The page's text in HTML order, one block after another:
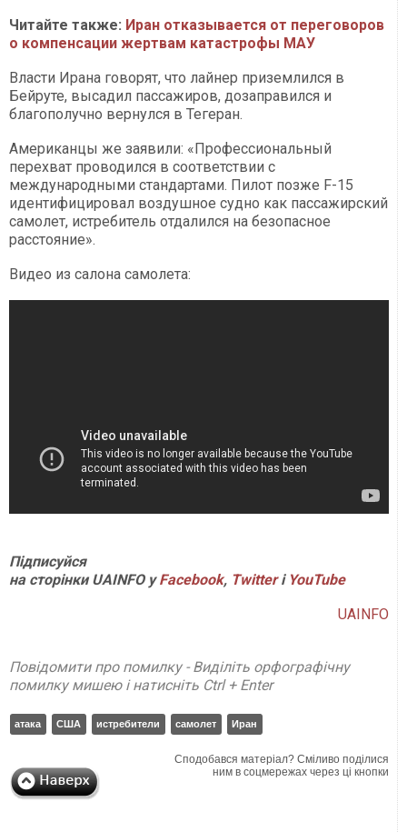
Читайте также: Иран отказывается от переговоров
о компенсации жертвам катастрофы МАУ
Власти Ирана говорят, что лайнер приземлился в
Бейруте, высадил пассажиров, дозаправился и
благополучно вернулся в Тегеран.
Американцы же заявили: «Профессиональный
перехват проводился в соответствии с
международными стандартами. Пилот позже F-15
идентифицировал воздушное судно как пассажирский
самолет, истребитель отдалился на безопасное
расстояние».
Видео из салона самолета:
Підписуйся
на сторінки UAINFO уFacebook, Twitterі YouTube
UAINFO
Повідомити про помилку - Виділіть орфографічну
помилку мишею і натисніть Ctrl + Enter
атака США истребители самолет Иран
Сподобався матеріал? Сміливо поділися
ним в соцмережах через ці кнопки